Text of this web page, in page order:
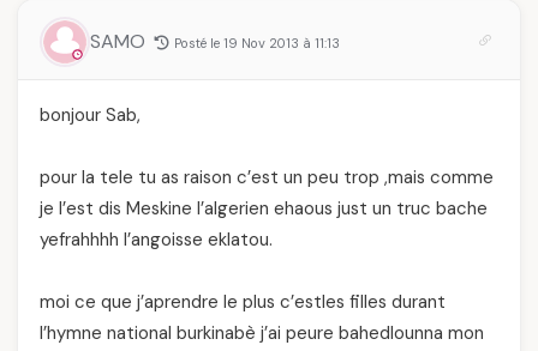
SAMO Posté le 19 Nov 2013 à 11:13
bonjour Sab,
pour la tele tu as raison c’est un peu trop ,mais comme
je l’est dis Meskine l’algerien ehaous just un truc bache
yefrahhhh l’angoisse eklatou.
moi ce que j’aprendre le plus c’estles filles durant
l’hymne national burkinabè j’ai peure bahedlounna mon